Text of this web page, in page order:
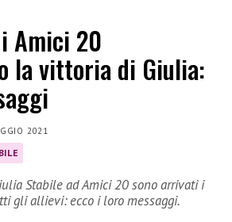
Amici 20
la vittoria di Giulia:
2021
Stabile ad Amici 20 sono arrivati i
gli allievi: ecco i loro messaggi.